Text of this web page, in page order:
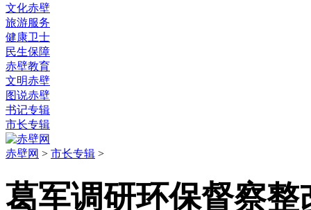
文化赤壁
旅游服务
健康卫士
民生保障
赤壁教育
文明赤壁
图说赤壁
书记专辑
市长专辑
赤壁网 > 市长专辑 >
葛军调研环保督察整